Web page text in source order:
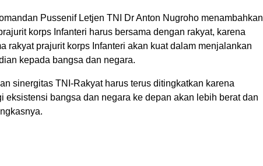
Pussenif Letjen TNI Dr Anton Nugroho menambahkan
korps Infanteri harus bersama dengan rakyat, karena
rakyat prajurit korps Infanteri akan kuat dalam menjalankan
kepada bangsa dan negara.
sinergitas TNI-Rakyat harus terus ditingkatkan karena
eksistensi bangsa dan negara ke depan akan lebih berat dan